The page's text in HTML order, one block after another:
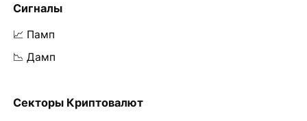
Сигналы
📈 Памп
📉 Дамп
Секторы Криптовалют